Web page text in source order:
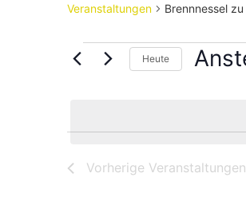
Veranstaltungen Brennnessel
Heute
Vorherige Veranstaltungen